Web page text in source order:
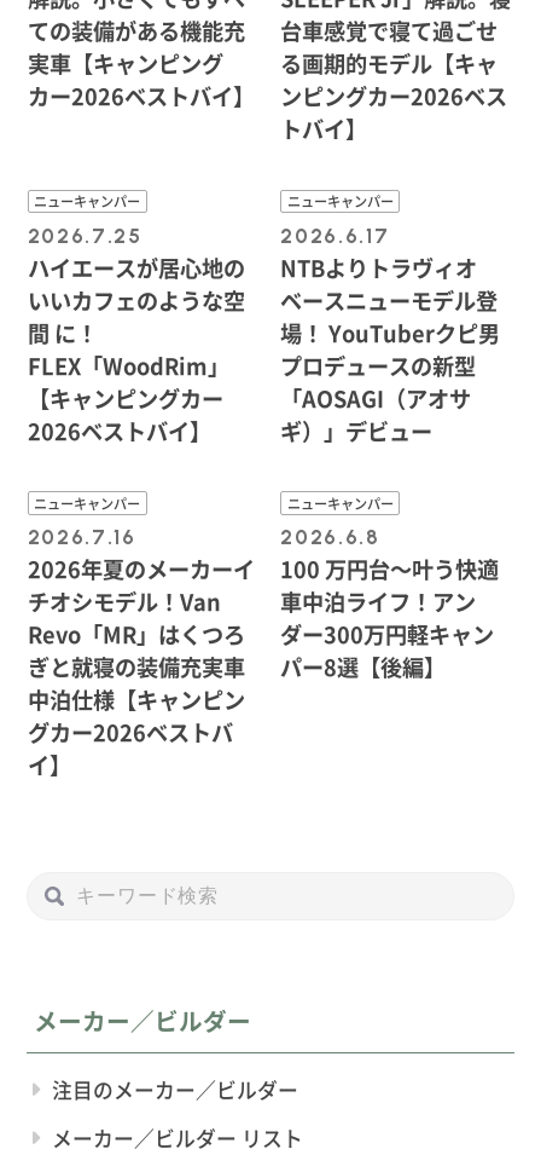
ての装備がある機能充
実車【キャンピング
カー2026ベストバイ】
台車感覚で寝て過ごせ
る画期的モデル【キャ
ンピングカー2026ベス
トバイ】
ニューキャンパー
2026.7.25
ハイエースが居心地の
いいカフェのような空
間 に！
FLEX「WoodRim」
【キャンピングカー
2026ベストバイ】
ニューキャンパー
2026.6.17
NTBよりトラヴィオ
ベースニューモデル登
場！ YouTuberクピ男
プロデュースの新型
「AOSAGI（アオサ
ギ）」デビュー
ニューキャンパー
2026.7.16
2026年夏のメーカーイ
チオシモデル！Van
Revo「MR」はくつろ
ぎと就寝の装備充実車
中泊仕様【キャンピン
グカー2026ベストバ
イ】
ニューキャンパー
2026.6.8
100 万円台〜叶う快適
車中泊ライフ！アン
ダー300万円軽キャン
パー8選【後編】
メーカー／ビルダー
注目のメーカー／ビルダー
メーカー／ビルダー リスト